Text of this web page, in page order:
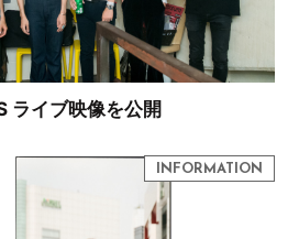
ライブ映像を公開